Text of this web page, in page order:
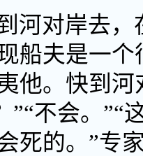
河对岸去，
船夫是一
他。快到
”“不会。”“
死的。”专